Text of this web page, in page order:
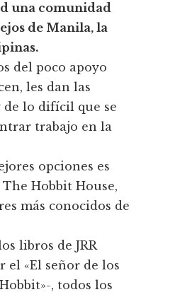
una comunidad
de Manila, la
del poco apoyo
les dan las
de lo difícil que se
trabajo en la
opciones es
Hobbit House,
más conocidos de
libros de JRR
el «El señor de los
, todos los